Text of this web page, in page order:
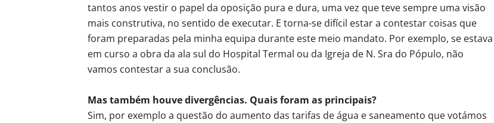
tantos anos vestir o papel da oposição pura e dura, uma vez que teve sempre uma visão
mais construtiva, no sentido de executar. E torna-se difícil estar a contestar coisas que
foram preparadas pela minha equipa durante este meio mandato. Por exemplo, se estava
em curso a obra da ala sul do Hospital Termal ou da Igreja de N. Sra do Pópulo, não
vamos contestar a sua conclusão.
Mas também houve divergências. Quais foram as principais?
Sim, por exemplo a questão do aumento das tarifas de água e saneamento que votámos